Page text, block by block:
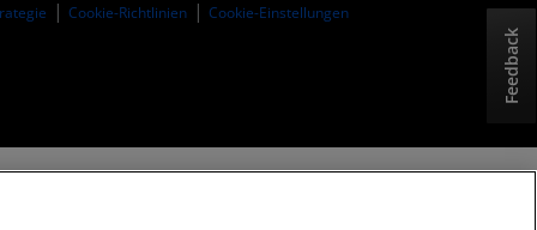
Cookie-Richtlinien Cookie-Einstellungen
Feedback